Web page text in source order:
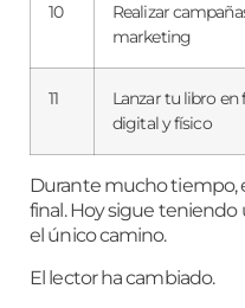
10
Realizar
marketing
11
Lanzar tu libro
digital y físico
Durante mucho tiempo,
final. Hoy sigue teniendo
el único camino.
El lector ha cambiado.